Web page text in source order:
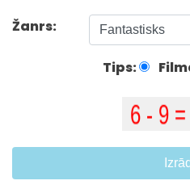
Žanrs:
Tips: